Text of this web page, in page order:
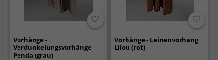
Vorhänge -
Verdunkelungsvorhänge
Penda (grau)
Vorhänge - Leinenvorhang
Lilou (rot)